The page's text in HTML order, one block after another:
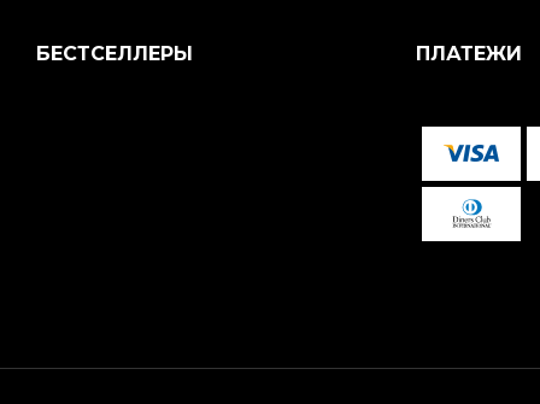
БЕСТСЕЛЛЕРЫ ПЛАТЕЖИ